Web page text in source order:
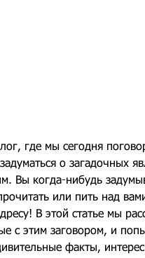
где мы сегодня
о загадочных
Вы когда-нибудь
или пить над
В этой статье мы
с этим заговором, и
факты,